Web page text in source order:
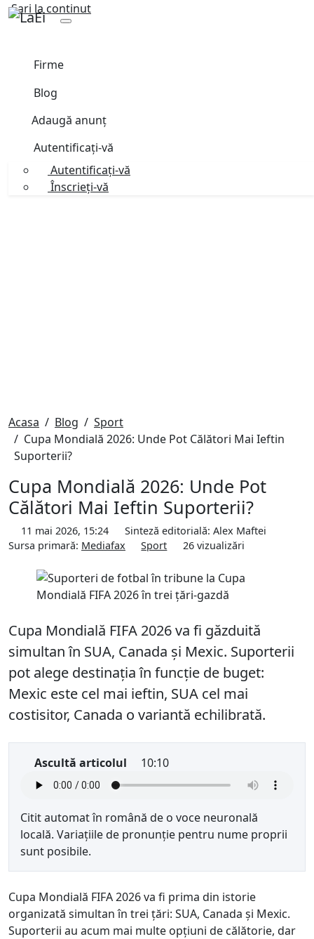
Sari la continut
Firme
Blog
Adaugă anunț
Autentificați-vă
Autentificați-vă
Înscrieți-vă
Acasa Blog
Sport
Cupa Mondială 2026: Unde Pot Călători Mai Ieftin
Suporterii?
Cupa Mondială 2026: Unde Pot
Călători Mai Ieftin Suporterii?
11 mai 2026, 15:24 Sinteză editorială: Alex Maftei
Sursa primară: Mediafax Sport 26vizualizări
Cupa Mondială FIFA 2026 va fi găzduită
simultan în SUA, Canada și Mexic. Suporterii
pot alege destinația în funcție de buget:
Mexic este cel mai ieftin, SUA cel mai
costisitor, Canada o variantă echilibrată.
Ascultă articolul 10:10
Citit automat în română de o voce neuronală
locală. Variațiile de pronunție pentru nume proprii
sunt posibile.
Cupa Mondială FIFA 2026 va fi prima din istorie
organizată simultan în trei țări: SUA, Canada și Mexic.
Suporterii au acum mai multe opțiuni de călătorie, dar